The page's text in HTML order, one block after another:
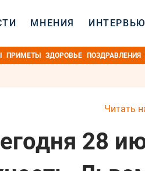
МНЕНИЯ ИНТЕРВЬЮ
ПРИМЕТЫ ЗДОРОВЬЕ ПОЗДРАВЛЕНИЯ
Читать
28